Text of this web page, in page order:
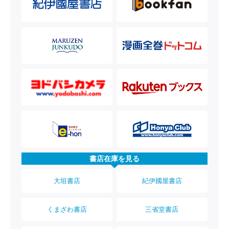
書店在庫を見る
大垣書店 紀伊國屋書店
くまざわ書店 三省堂書店